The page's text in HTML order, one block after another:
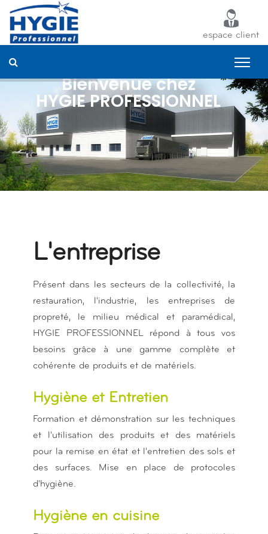
espace client
Bienvenue chez
HYGIE PROFESSIONNEL
L'entreprise
Présent dans les secteurs de la collectivité, la
restauration, l'industrie, les entreprises de
propreté, le milieu médical et paramédical,
HYGIE PROFESSIONNEL répond à tous vos
besoins grâce à une gamme complète et
cohérente de produits et de matériels.
Hygiène et Entretien
Formation et démonstration sur les techniques
et l'utilisation des produits et des matériels
pour la remise en état et l'entretien des sols et
des surfaces. Mise en place de protocoles
d'hygiène.
Hygiène en cuisine
Panneau de gestion des cookies